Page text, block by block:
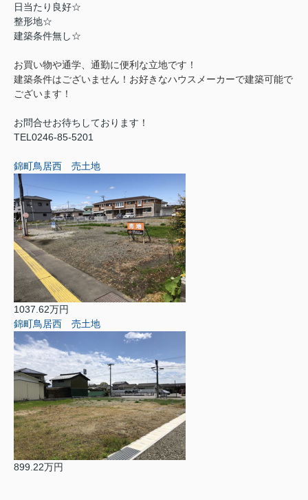
日当たり良好☆
整形地☆
建築条件無し☆
お買い物や通学、通勤に便利な立地です！
建築条件はございません！お好きなハウスメーカーで建築可能で
ございます！
お問合せお待ちしております！
TEL0246-85-5201
錦町鳥居西 売土地
1037.62万円
錦町鳥居西 売土地
899.22万円